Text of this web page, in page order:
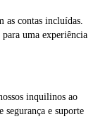
as contas incluídas.
para uma experiência
inquilinos ao
segurança e suporte